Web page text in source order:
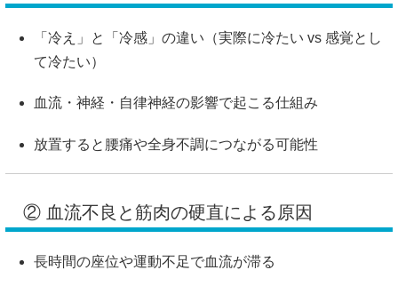
「冷え」と「冷感」の違い（実際に冷たい vs 感覚とし
て冷たい）
血流・神経・自律神経の影響で起こる仕組み
放置すると腰痛や全身不調につながる可能性
② 血流不良と筋肉の硬直による原因
長時間の座位や運動不足で血流が滞る